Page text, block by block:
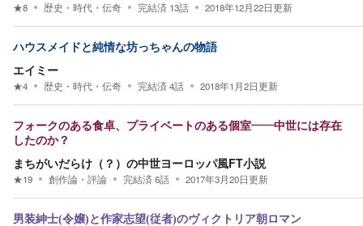
★8 歴史・時代・伝奇 完結済 13話 2018年12月22日更新
ハウスメイドと純情な坊っちゃんの物語
エイミー
★4 歴史・時代・伝奇 完結済4話 2018年1月2日更新
フォークのある食卓、プライベートのある個室――中世には存在
したのか？
まちがいだらけ（？）の中世ヨーロッパ風FT小説
★19 創作論・評論 完結済6話 2017年3月20日更新
男装紳士(令嬢)と作家志望(従者)のヴィクトリア朝ロマン